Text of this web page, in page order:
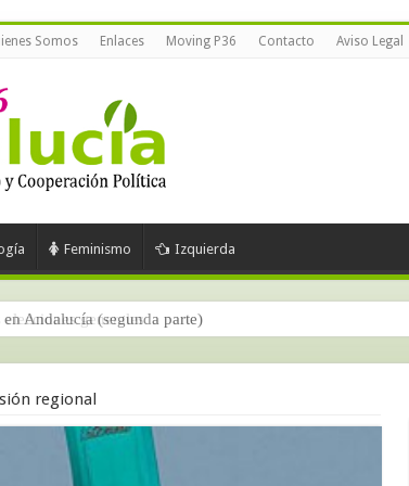
Somos Enlaces Moving P36 Contacto Aviso Legal
Feminismo Izquierda
Andalucía (segunda parte)
regional